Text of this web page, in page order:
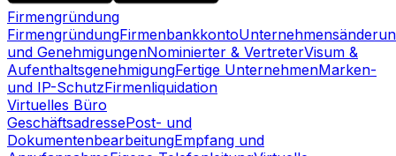
Firmengründung
FirmengründungFirmenbankkonto
und GenehmigungenNominierter & VertreterVisum &
AufenthaltsgenehmigungFertige UnternehmenMarken-
und IP-SchutzFirmenliquidation
Virtuelles Büro
GeschäftsadressePost- und
DokumentenbearbeitungEmpfang und